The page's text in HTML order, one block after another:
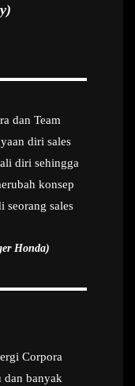
dan Team
diri sales
diri sehingga
konsep
seorang sales
Honda)
Corpora
dan banyak